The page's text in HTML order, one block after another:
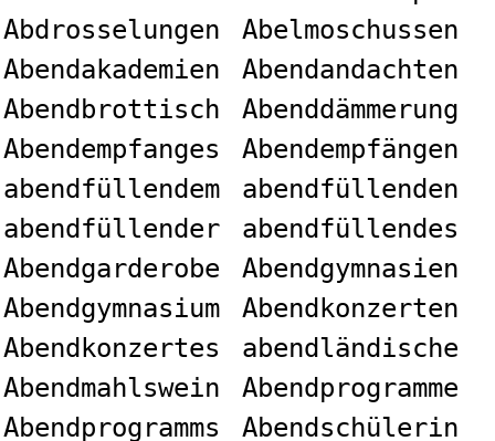
Abdrosselungen
Abelmoschussen
Abendakademien
Abendandachten
Abendbrottisch
Abenddämmerung
Abendempfanges
Abendempfängen
abendfüllendem
abendfüllenden
abendfüllender
abendfüllendes
Abendgarderobe
Abendgymnasien
Abendgymnasium
Abendkonzerten
Abendkonzertes
abendländische
Abendmahlswein
Abendprogramme
Abendprogramms
Abendschülerin